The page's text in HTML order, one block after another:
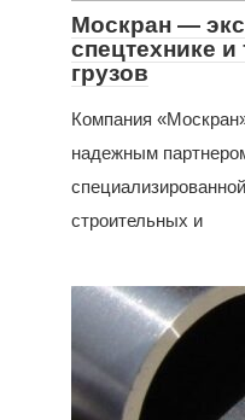
Москран —
спецтехнике
грузов
Компания
надежным
строительных и